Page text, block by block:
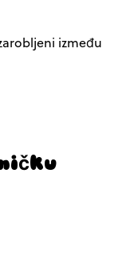
između